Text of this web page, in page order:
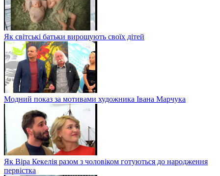
Як світські батьки вирощують своїх дітей
Модний показ за мотивами художника Івана Марчука
Як Віра Кекелія разом з чоловіком готуються до народження
первістка